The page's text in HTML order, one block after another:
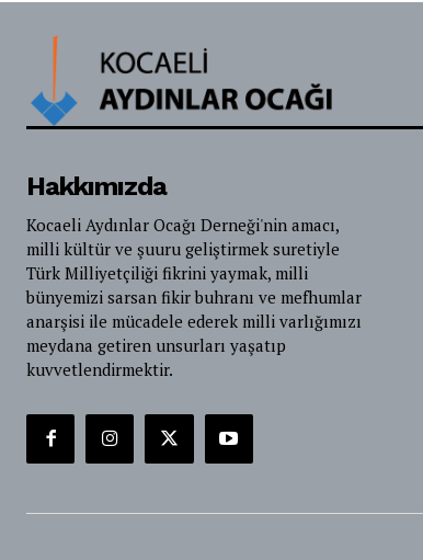
Hakkımızda
Kocaeli Aydınlar Ocağı Derneği'nin amacı,
milli kültür ve şuuru geliştirmek suretiyle
Türk Milliyetçiliği fikrini yaymak, milli
bünyemizi sarsan fikir buhranı ve mefhumlar
anarşisi ile mücadele ederek milli varlığımızı
meydana getiren unsurları yaşatıp
kuvvetlendirmektir.